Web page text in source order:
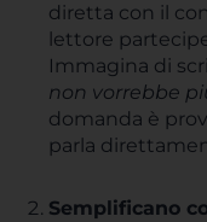
diretta con il
lettore
Immagina di
non vorrebbe
domanda è
parla
Semplificano